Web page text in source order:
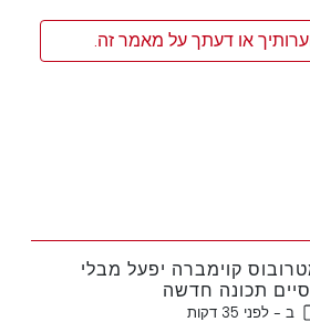
או דעתך על מאמר זה.
קוימברה יפעל מבלי
תכונה חדשה
ב - לפני 35 דקות